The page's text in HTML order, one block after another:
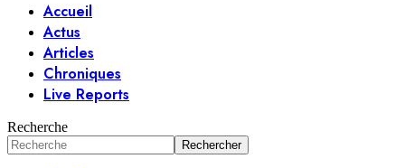
Accueil
Actus
Articles
Chroniques
Live Reports
Recherche